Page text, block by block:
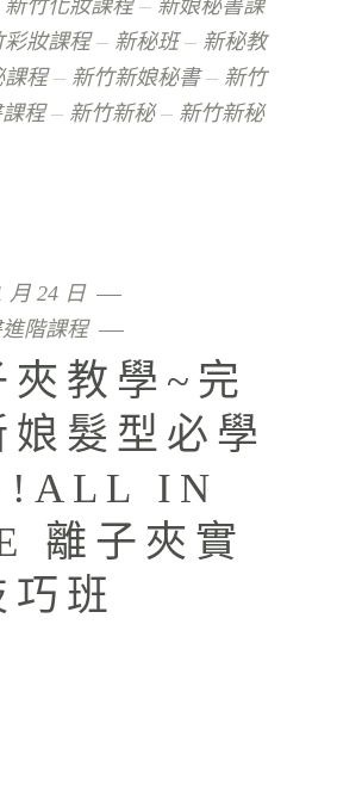
新竹化妝課程
新娘秘書課
彩妝課程 新秘班
新秘教
課程 新竹新娘秘書
新竹
程
新竹新秘
新竹新秘
月 24 日
階課程
夾教學~完
娘髮型必學
IN
離子夾實
巧班